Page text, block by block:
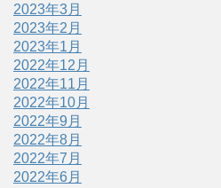
2023年3月
2023年2月
2023年1月
2022年12月
2022年11月
2022年10月
2022年9月
2022年8月
2022年7月
2022年6月